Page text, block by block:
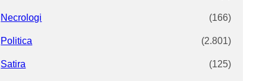
Necrologi (166)
Politica (2.801)
Satira (125)